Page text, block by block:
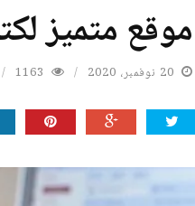
متميز
20 نوفمبر، 2020 1163